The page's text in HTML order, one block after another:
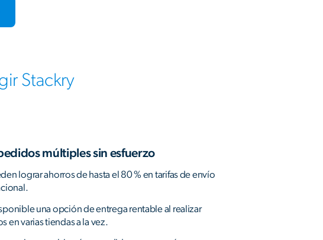
Stackry
múltiples sin esfuerzo
lograr ahorros de hasta el 80 % en tarifas de envío
una opción de entrega rentable al realizar
en varias tiendas a la vez.